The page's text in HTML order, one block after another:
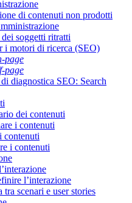
di contenuti non prodotti
soggetti ritratti
i motori di ricerca (SEO)
page
page
diagnostica SEO: Search
dei contenuti
i contenuti
contenuti
i contenuti
l’interazione
scenari e user stories